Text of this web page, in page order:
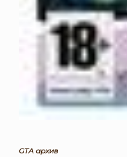
GTA архив
0
136